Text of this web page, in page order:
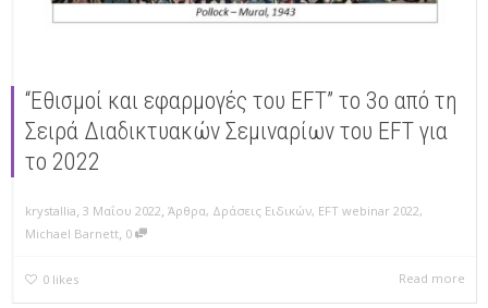
“Εθισμοί και εφαρμογές του EFT” το 3ο από τη
Σειρά Διαδικτυακών Σεμιναρίων του EFT για
το 2022
krystallia, 3 Μαΐου 2022, Άρθρα, Δράσεις Ειδικών, EFT webinar 2022,
Michael Barnett, 0
0 likes Read more